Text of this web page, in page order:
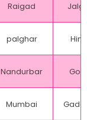
Raigad
palghar
Nandurbar
Mumbai